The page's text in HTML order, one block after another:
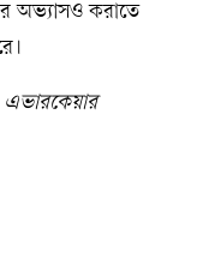
অভ্যাসও করাতে
এভারকেয়ার